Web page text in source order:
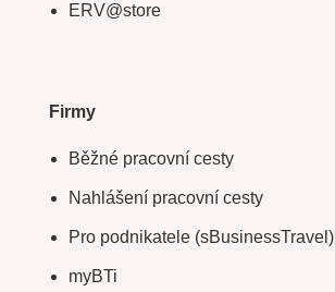
ERV@store
Firmy
Běžné pracovní cesty
Nahlášení pracovní cesty
Pro podnikatele (sBusinessTravel)
myBTi